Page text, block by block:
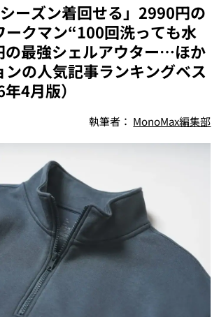
ーズン着回せる」2990円の
ークマン“100回洗っても水
最強シェルアウター…ほか
ンの人気記事ランキングベス
4月版）
執筆者： MonoMax編集部